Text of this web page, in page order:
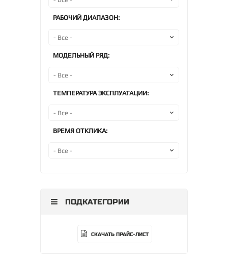
РАБОЧИЙ ДИАПАЗОН:
МОДЕЛЬНЫЙ РЯД:
ТЕМПЕРАТУРА ЭКСПЛУАТАЦИИ:
ВРЕМЯ ОТКЛИКА:
ПОДКАТЕГОРИИ
СКАЧАТЬ ПРАЙС-ЛИСТ